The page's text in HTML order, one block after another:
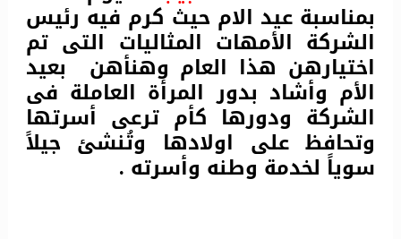
بمناسبة عيد الام حيث كرم فيه رئيس
الشركة الأمهات المثاليات التى تم
اختيارهن هذا العام وهنأهن بعيد
الأم وأشاد بدور المرأة العاملة فى
الشركة ودورها كأم ترعى أسرتها
وتحافظ على اولادها وتُنشئ جيلاً
سوياً لخدمة وطنه وأسرته .